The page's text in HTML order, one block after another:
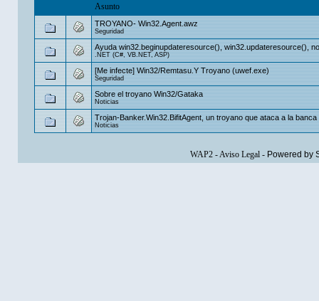
Asunto
TROYANO- Win32.Agent.awz
Seguridad
Ayuda win32.beginupdateresource(), win32.updateresource(),
.NET (C#, VB.NET, ASP)
[Me infecte] Win32/Remtasu.Y Troyano (uwef.exe)
Seguridad
Sobre el troyano Win32/Gataka
Noticias
Trojan-Banker.Win32.BifitAgent, un troyano que ataca a la banca
Noticias
WAP2-Aviso Legal- Powered by